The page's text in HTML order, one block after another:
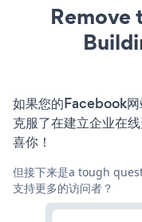
Remove
如果您的Facebook网
克服了在建立企业在
喜你！
但接下来是a tough
支持更多的访问者？